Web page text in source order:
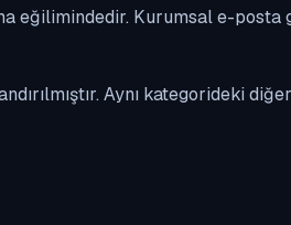
eğilimindedir. Kurumsal e-
Aynı kategorideki